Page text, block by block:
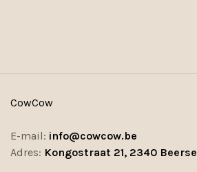
CowCow
E-mail: info@cowcow.be
Adres: Kongostraat 21, 2340 Beerse